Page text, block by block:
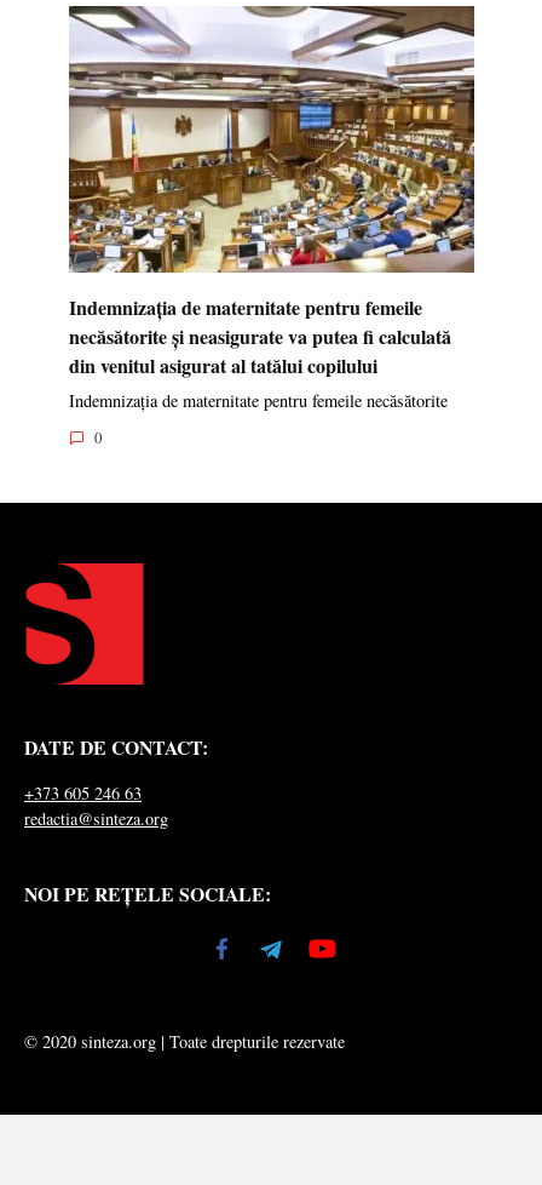
Indemnizația de maternitate pentru femeile
necăsătorite și neasigurate va putea fi calculată
din venitul asigurat al tatălui copilului
Indemnizația de maternitate pentru femeile necăsătorite
0
DATE DE CONTACT:
+373 605 246 63
redactia@sinteza.org
NOI PE REȚELE SOCIALE:
© 2020 sinteza.org | Toate drepturile rezervate